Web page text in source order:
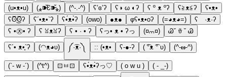
(u•ᴥ•u)
(⁎⁍̴̆Ɛ⁍̴̆⁎) (^-.-^) ʕʽɞʼʔ ʕ◑ ω ◐ʔ ʕ º ᴥ ºʔ ʕ≧ᴥ≦ʔ
ʕ•ᴥ•
ʕʘ̅͜ʘ̅ʔ
ʕ´•ᴥ•`ʔ ʕ•́ᴥ•̀ʔ (owo) ●ᴥ● φʕ•ᴥ•oʔ (=◕ᴥ◕=)
ʕ ·ᴥ·ʔ
ʕ •㉨• ʔ
ʕ ꈍᴥꈍʔ ʕ • · • ʔ ʕっ• ᴥ • ʔっ (¤⩋¤) Ꮚ˘ ꈊ ˘ Ꮚ
ʕ´• ᴥ•̥`ʔ (◠ᴥ◕ʋ) ༼·͡ᴥ·༽ :: (•ᴥ• ʕ-●-ʔ ( ͡°ᴥ ͡° ʋ) (^-𝛚-^)
(`- w -´) (^t^) ⊡ㅂ⊡ ʕ•́ᴥ•̀ʔっ♡ ( o w u ) ( - _-)